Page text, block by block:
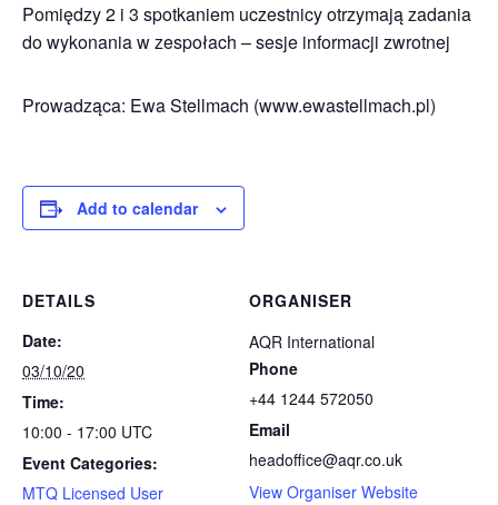
Pomiędzy 2 i 3 spotkaniem uczestnicy otrzymają zadania
do wykonania w zespołach – sesje informacji zwrotnej
Prowadząca: Ewa Stellmach (www.ewastellmach.pl)
Add to calendar
DETAILS
Date:
03/10/20
Time:
10:00 - 17:00 UTC
Event Categories:
MTQ Licensed User
ORGANISER
AQR International
Phone
+44 1244 572050
Email
headoffice@aqr.co.uk
View Organiser Website